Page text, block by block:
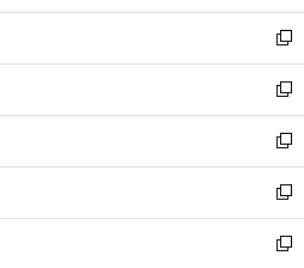
開
く
ウ
で
開
く
ン
ド
ウ
で
開
く
ウ
ィ
ン
ド
ウ
で
開
く
新
し
い
ウ
ィ
ン
ド
ウ
で
新
し
い
ウ
ィ
ン
ド
新
し
い
ウ
ィ
新
し
い
新